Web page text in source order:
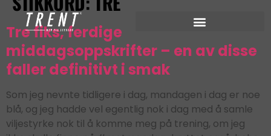
Tre fiks, ferdige
middagsoppskrifter – en av disse
faller definitivt i smak
Som jeg nevnte tidligere i dag, mandagen i dag er noe
blå, og jeg hadde vel egentlig nok i dag med å samle
viljestyrke nok til å komme meg på trening, om jeg